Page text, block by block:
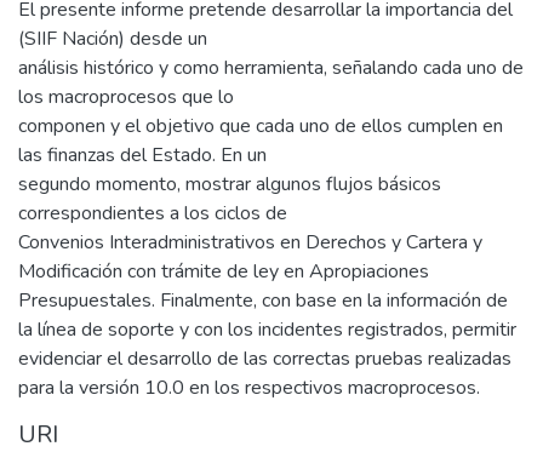
El presente informe pretende desarrollar la importancia del
(SIIF Nación) desde un
análisis histórico y como herramienta, señalando cada uno de
los macroprocesos que lo
componen y el objetivo que cada uno de ellos cumplen en
las finanzas del Estado. En un
segundo momento, mostrar algunos flujos básicos
correspondientes a los ciclos de
Convenios Interadministrativos en Derechos y Cartera y
Modificación con trámite de ley en Apropiaciones
Presupuestales. Finalmente, con base en la información de
la línea de soporte y con los incidentes registrados, permitir
evidenciar el desarrollo de las correctas pruebas realizadas
para la versión 10.0 en los respectivos macroprocesos.
URI